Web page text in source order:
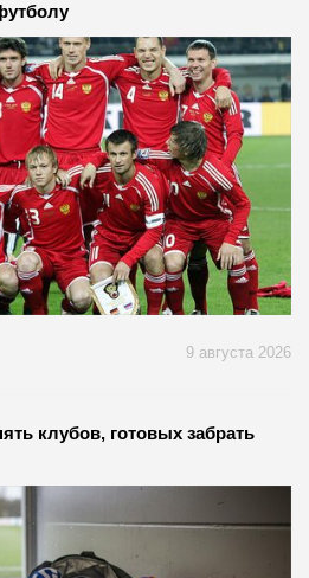
9 августа 2026
клубов, готовых забрать